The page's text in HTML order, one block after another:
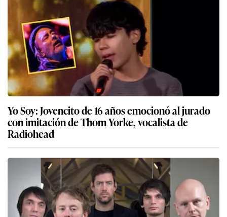
Yo Soy: Jovencito de 16 años emocionó al jurado
con imitación de Thom Yorke, vocalista de
Radiohead